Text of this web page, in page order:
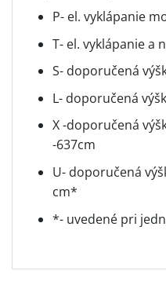
P- el. vyklápanie
T- el. vyklápanie a
S- doporučená
L- doporučená
X -doporučená
-637cm
U- doporučená
cm*
*- uvedené pri